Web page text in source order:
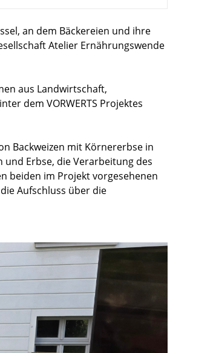
an dem Bäckereien und ihre
Atelier Ernährungswende
aus Landwirtschaft,
dem VORWERTS Projektes
Backweizen mit Körnererbse in
Erbse, die Verarbeitung des
beiden im Projekt vorgesehenen
Aufschluss über die